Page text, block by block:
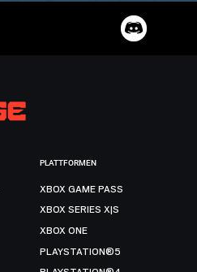
PLATTFORMEN
XBOX GAME PASS
XBOX SERIES X|S
XBOX ONE
PLAYSTATION®5